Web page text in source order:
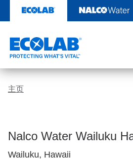
至
主页
Nalco Water Wailuku
Wailuku, Hawaii